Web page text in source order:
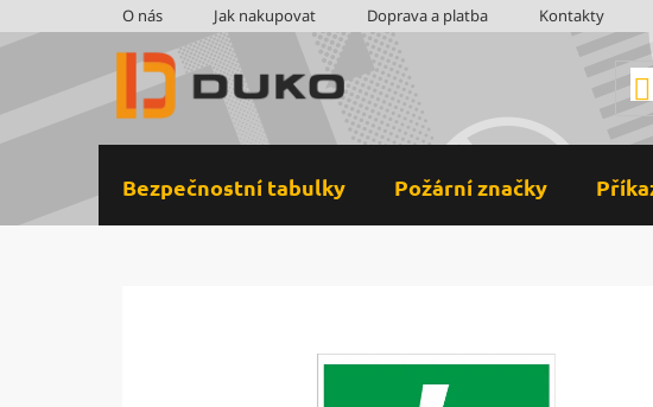
na
O nás Jak nakupovat Doprava a platba Kontakty
Bezpečnostní tabulky Požární značky